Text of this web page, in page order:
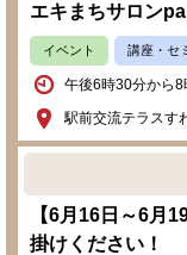
エキまちサロン
イベント 講座・セ
午後6時30分から8
駅前交流テラスす
【6月16日～6月
掛けください！